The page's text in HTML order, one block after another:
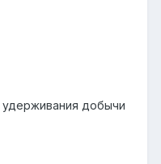
добычи